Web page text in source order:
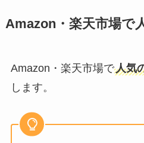
Amazon・楽天市場で
Amazon・楽天市場で人気
します。